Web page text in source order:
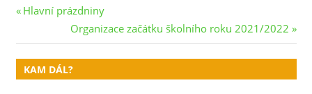
Navigace
pro
příspěvek
Previous
Hlavní prázdniny
Next
Post:
Organizace začátku školního roku 2021/2022
KAM DÁL?